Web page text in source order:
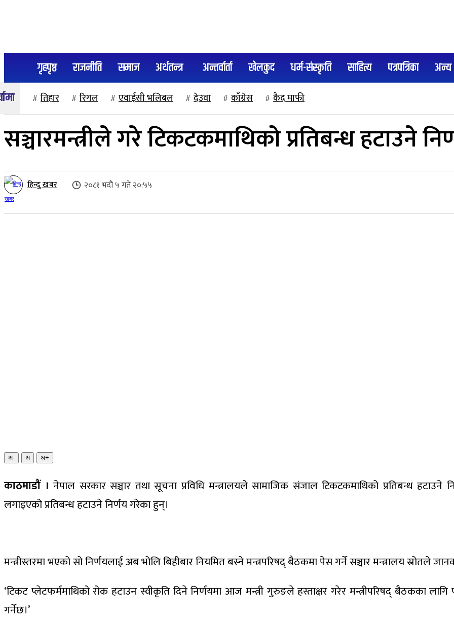
गृहपृष्ठ राजनीति समाज अर्थतन्त्र अन्तर्वार्ता खेलकुद धर्म-संस्कृति साहित्य पत्रपत्रिका अन्य
तिहार रिगल एवाईसी भलिबल देउवा काँग्रेस कैद माफी
सञ्चारमन्त्रीले गरे टिकटकमाथिको प्रतिबन्ध हटाउने
हिन्दु खबर २०८१ भदौ ५ गते २०:५५
अ- अ अ+
काठमाडौं । नेपाल सरकार सञ्चार तथा सूचना प्रविधि मन्त्रालयले सामाजिक संजाल टिकटकमाथिको प्रतिबन्ध
लगाइएको प्रतिबन्ध हटाउने निर्णय गरेका हुन्।
मन्त्रीस्तरमा भएको सो निर्णयलाई अब भोलि बिहीबार नियमित बस्ने मन्त्रपरिषद् बैठकमा पेस गर्ने सञ्चार मन्त्रालय स्रोतले
‘टिकट प्लेटफर्ममाथिको रोक हटाउन स्वीकृति दिने निर्णयमा आज मन्त्री गुरुङले हस्ताक्षर गरेर मन्त्रीपरिषद् बैठकका
गर्नेछ।’